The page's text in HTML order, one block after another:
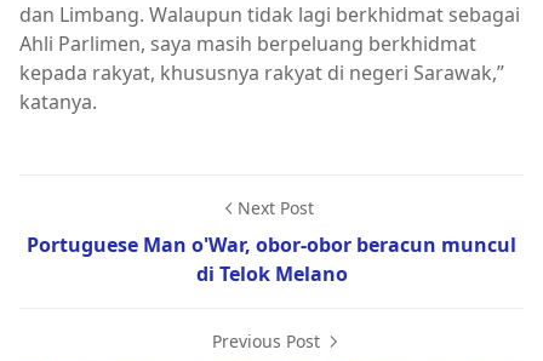
dan Limbang. Walaupun tidak lagi berkhidmat sebagai
Ahli Parlimen, saya masih berpeluang berkhidmat
kepada rakyat, khususnya rakyat di negeri Sarawak,”
katanya.
Next Post
Portuguese Man o'War, obor-obor beracun muncul
di Telok Melano
Previous Post